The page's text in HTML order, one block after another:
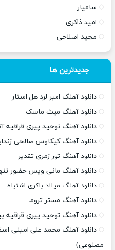
سامیار
امید ذاکری
مجید اصلاحی
جدیدترین ها
دانلود آهنگ امیر لرد هل استار
دانلود آهنگ میث ماسک
دانلود آهنگ توحید پیری
دانلود آهنگ کیکاوس صالحی
دانلود آهنگ تور زمری تقدیر
دانلود آهنگ مانی ویس حضور
دانلود آهنگ میلاد باکری اشتباه
دانلود آهنگ مستر تروما
دانلود آهنگ توحید پیری
دانلود آهنگ محمد علی امینی
مصنوعی)